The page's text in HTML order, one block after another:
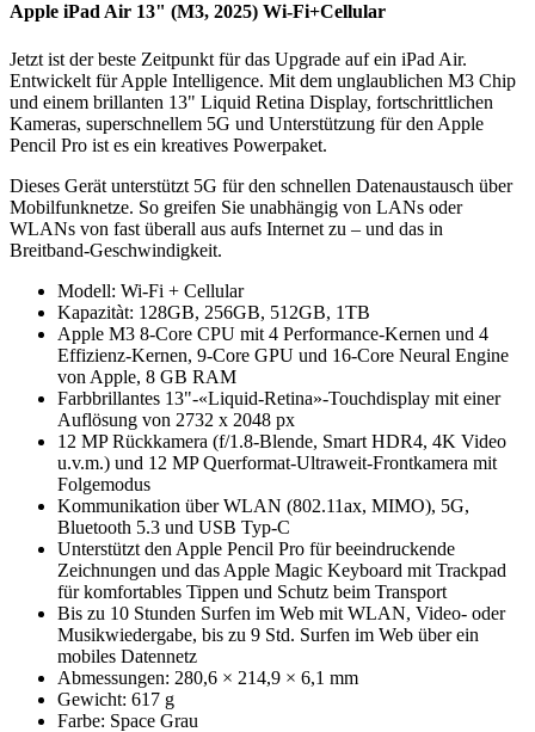
Apple iPad Air 13" (M3, 2025) Wi-Fi+Cellular
Jetzt ist der beste Zeitpunkt für das Upgrade auf ein iPad Air.
Entwickelt für Apple Intelligence. Mit dem unglaublichen M3 Chip
und einem brillanten 13" Liquid Retina Display, fortschrittlichen
Kameras, superschnellem 5G und Unterstützung für den Apple
Pencil Pro ist es ein kreatives Powerpaket.
Dieses Gerät unterstützt 5G für den schnellen Datenaustausch über
Mobilfunknetze. So greifen Sie unabhängig von LANs oder
WLANs von fast überall aus aufs Internet zu – und das in
Breitband-Geschwindigkeit.
Modell: Wi-Fi + Cellular
Kapazitàt: 128GB, 256GB, 512GB, 1TB
Apple M3 8‑Core CPU mit 4 Performance-Kernen und 4
Effizienz-Kernen, 9-Core GPU und 16‑Core Neural Engine
von Apple, 8 GB RAM
Farbbrillantes 13"-«Liquid-Retina»-Touchdisplay mit einer
Auflösung von 2732 x 2048 px
12 MP Rückkamera (f/1.8-Blende, Smart HDR4, 4K Video
u.v.m.) und 12 MP Querformat-Ultraweit-Frontkamera mit
Folgemodus
Kommunikation über WLAN (802.11ax, MIMO), 5G,
Bluetooth 5.3 und USB Typ-C
Unterstützt den Apple Pencil Pro für beeindruckende
Zeichnungen und das Apple Magic Keyboard mit Trackpad
für komfortables Tippen und Schutz beim Transport
Bis zu 10 Stunden Surfen im Web mit WLAN, Video- oder
Musik­wiedergabe, bis zu 9 Std. Surfen im Web über ein
mobiles Datennetz
Abmessungen: 280,6 × 214,9 × 6,1 mm
Gewicht: 617 g
Farbe: Space Grau